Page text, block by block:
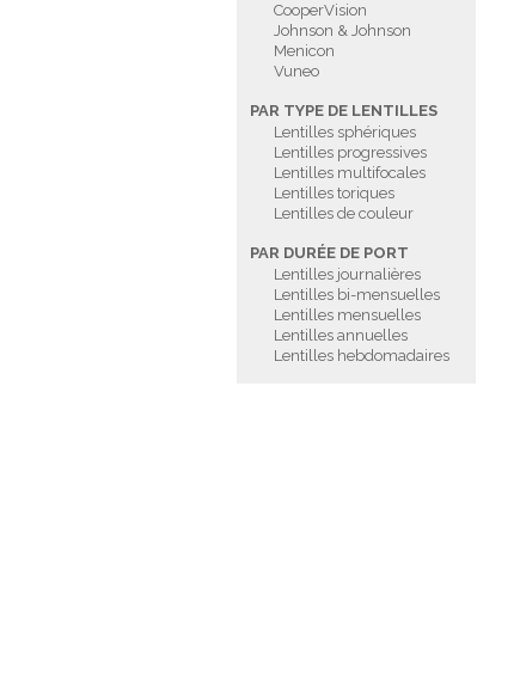
CooperVision
Johnson & Johnson
Menicon
Vuneo
PAR TYPE DE LENTILLES
Lentilles sphériques
Lentilles progressives
Lentilles multifocales
Lentilles toriques
Lentilles de couleur
PAR DURÉE DE PORT
Lentilles journalières
Lentilles bi-mensuelles
Lentilles mensuelles
Lentilles annuelles
Lentilles hebdomadaires